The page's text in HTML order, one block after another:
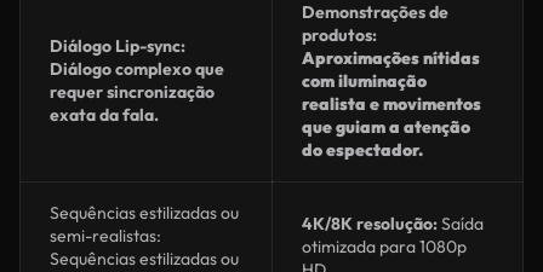
Diálogo Lip-sync:
Diálogo complexo que
requer sincronização
exata da fala.
Demonstrações de
produtos:
Aproximações nítidas
com iluminação
realista e movimentos
que guiam a atenção
do espectador.
Sequências estilizadas ou
semi-realistas:
Sequências estilizadas ou
4K/8K resolução:Saída
otimizada para 1080p